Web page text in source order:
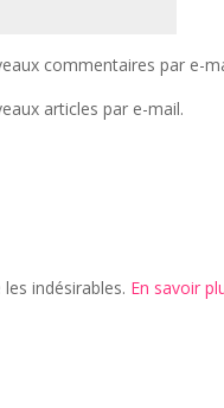
commentaires par e-
articles par e-mail.
indésirables. En savoir